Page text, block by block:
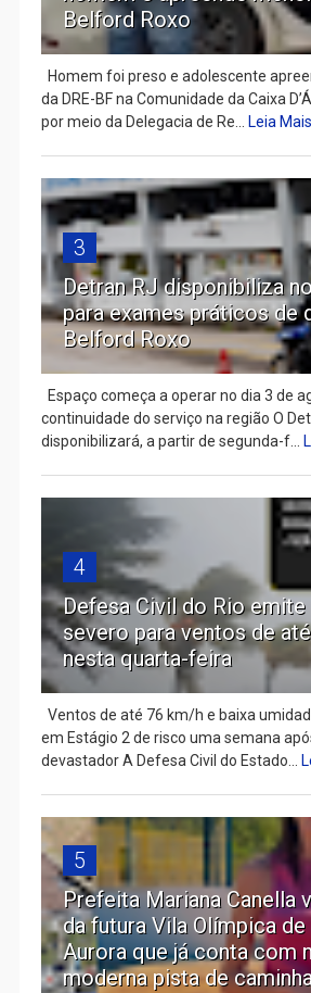
Belford Roxo
Homem foi preso e adolescente
da DRE-BF na Comunidade da Caixa
por meio da Delegacia de Re... Leia Mais
3
Detran RJ disponibiliza
para exames práticos de
Belford Roxo
Espaço começa a operar no dia 3 de
continuidade do serviço na região O
disponibilizará, a partir de segunda-f...
4
Defesa Civil do Rio emite
severo para ventos de
nesta quarta-feira
Ventos de até 76 km/h e baixa
em Estágio 2 de risco uma semana
devastador A Defesa Civil do Estado...
5
Prefeita Mariana Canella
da futura Vila Olímpica
Aurora que já conta com
moderna pista de